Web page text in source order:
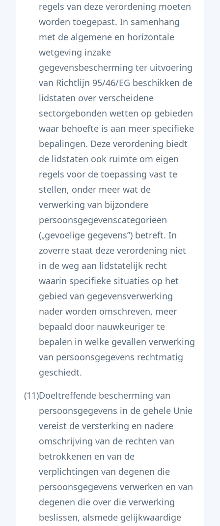
regels van deze verordening moeten
worden toegepast. In samenhang
met de algemene en horizontale
wetgeving inzake
gegevensbescherming ter uitvoering
van Richtlijn 95/46/EG beschikken de
lidstaten over verscheidene
sectorgebonden wetten op gebieden
waar behoefte is aan meer specifieke
bepalingen. Deze verordening biedt
de lidstaten ook ruimte om eigen
regels voor de toepassing vast te
stellen, onder meer wat de
verwerking van bijzondere
persoonsgegevenscategorieën
(„gevoelige gegevens”) betreft. In
zoverre staat deze verordening niet
in de weg aan lidstatelijk recht
waarin specifieke situaties op het
gebied van gegevensverwerking
nader worden omschreven, meer
bepaald door nauwkeuriger te
bepalen in welke gevallen verwerking
van persoonsgegevens rechtmatig
geschiedt.
(11)Doeltreffende bescherming van
persoonsgegevens in de gehele Unie
vereist de versterking en nadere
omschrijving van de rechten van
betrokkenen en van de
verplichtingen van degenen die
persoonsgegevens verwerken en van
degenen die over die verwerking
beslissen, alsmede gelijkwaardige